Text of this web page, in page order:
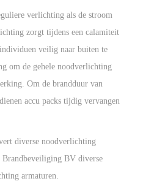
verlichting als de stroom
zorgt tijdens een calamiteit
veilig naar buiten te
om de gehele noodverlichting
Om de brandduur van
accu packs tijdig vervangen
diverse noodverlichting
Brandbeveiliging BV diverse
armaturen.